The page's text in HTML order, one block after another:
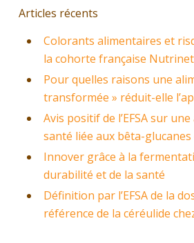
Articles récents
Colorants alimentaires et
la cohorte française
Pour quelles raisons une
transformée » réduit-elle
Avis positif de l’EFSA sur
santé liée aux bêta-glucanes
Innover grâce à la
durabilité et de la santé
Définition par l’EFSA de la
référence de la céréulide